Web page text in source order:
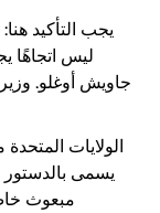
يجب التأكيد
ليس اتجاهًا
جاويش أوغلو.
الولايات
يسمى بالدستور
مبعوث